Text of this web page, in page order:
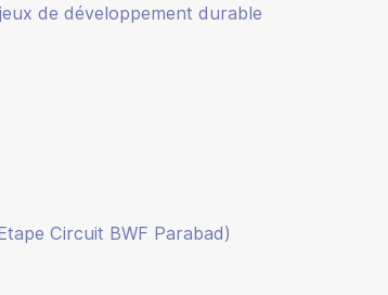
de développement durable
Circuit BWF Parabad)